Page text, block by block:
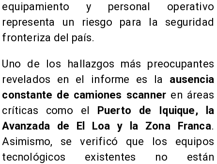
equipamiento y personal operativo
representa un riesgo para la seguridad
fronteriza del país.
Uno de los hallazgos más preocupantes
revelados en el informe es la ausencia
constante de camiones scanner en áreas
críticas como el Puerto de Iquique, la
Avanzada de El Loa y la Zona Franca.
Asimismo, se verificó que los equipos
tecnológicos existentes no están